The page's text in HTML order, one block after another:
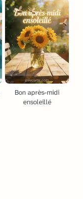
Bon après-midi
ensoleillé